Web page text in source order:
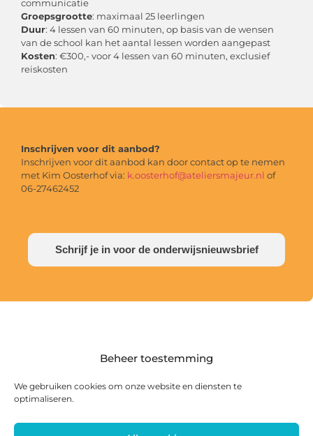
Beheer toestemming
We gebruiken cookies om onze website en diensten te
optimaliseren.
communicatie
Groepsgrootte: maximaal 25 leerlingen
Duur: 4 lessen van 60 minuten, op basis van de wensen
van de school kan het aantal lessen worden aangepast
Kosten: €300,- voor 4 lessen van 60 minuten, exclusief
reiskosten
Inschrijven voor dit aanbod?
Inschrijven voor dit aanbod kan door contact op te nemen
met Kim Oosterhof via: k.oosterhof@ateliersmajeur.nl of
06-27462452
Schrijf je in voor de onderwijsnieuwsbrief